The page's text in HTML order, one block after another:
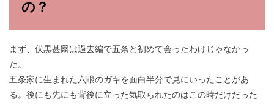
の？
まず、伏黒甚爾は過去編で五条と初めて会ったわけじゃなかっ
た。
五条家に生まれた六眼のガキを面白半分で見にいったことがあ
る。後にも先にも背後に立った気取られたのはこの時だけだった